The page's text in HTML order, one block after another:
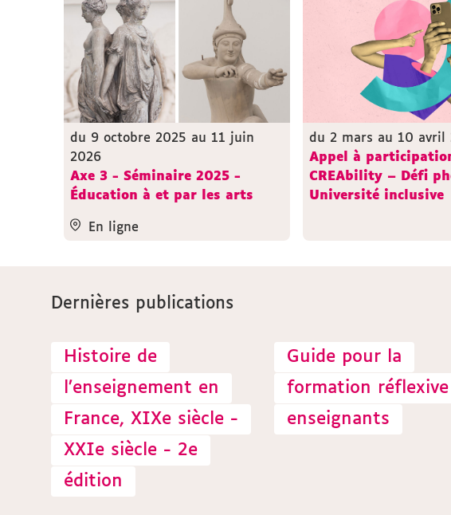
du 9 octobre 2025 au 11 juin
2026
Axe 3 - Séminaire 2025 -
Éducation à et par les arts
En ligne
du 2 mars au 10 avril
Appel à
CREAbility – Défi
Université inclusive
Dernières publications
Histoire de
l’enseignement en
France, XIXe siècle -
XXIe siècle - 2e
édition
Guide pour la
formation réflexive
enseignants